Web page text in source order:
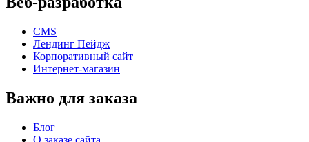
CMS
Лендинг Пейдж
Корпоративный сайт
Интернет-магазин
Важно для заказа
Блог
О заказе сайта